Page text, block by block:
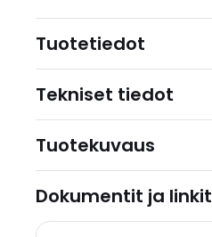
Tuotetiedot
Tekniset tiedot
Tuotekuvaus
Dokumentit ja linkit